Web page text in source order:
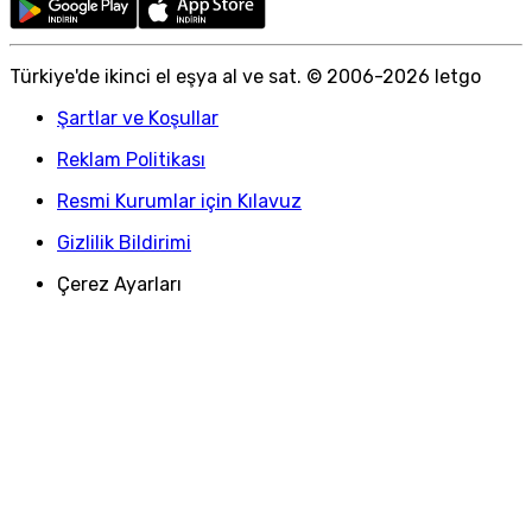
Türkiye'de ikinci el eşya al ve sat. © 2006-2026 letgo
Şartlar ve Koşullar
Reklam Politikası
Resmi Kurumlar için Kılavuz
Gizlilik Bildirimi
Çerez Ayarları